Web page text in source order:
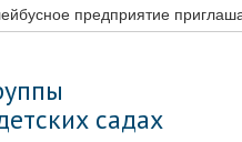
предприятие
садах